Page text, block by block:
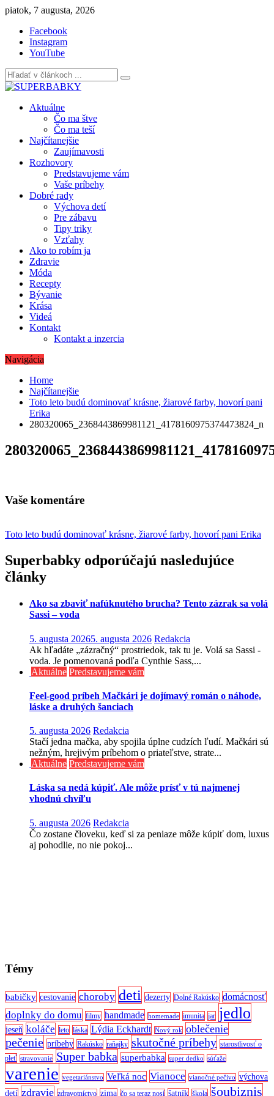
Skip
content
piatok, 7 augusta, 2026
Facebook
Instagram
YouTube
Aktuálne
Čo ma štve
Čo ma teší
Najčítanejšie
Zaujímavosti
Rozhovory
Predstavujeme vám
Vaše príbehy
Dobré rady
Výchova detí
Pre zábavu
Tipy triky
Vzťahy
Ako to robím ja
Zdravie
Móda
Recepty
Bývanie
Krása
Videá
Kontakt
Kontakt a inzercia
Navigácia
Home
Najčítanejšie
Toto leto budú dominovať krásne, žiarové farby, hovorí pani
Erika
280320065_2368443869981121_4178160975374473824_n
Vaše komentáre
Navigácia
v
článku
Toto leto budú dominovať krásne, žiarové farby, hovorí pani Erika
Superbabky odporúčajú nasledujúce
články
Ako sa zbaviť nafúknutého brucha? Tento zázrak sa volá
Sassi – voda
5. augusta 20265. augusta 2026 Redakcia
Ak hľadáte „zázračný“ prostriedok, tak tu je. Volá sa Sassi -
voda. Je pomenovaná podľa Cynthie Sass,...
Aktuálne Predstavujeme vám
Feel-good príbeh Mačkári je dojímavý román o náhode,
láske a druhých šanciach
5. augusta 2026 Redakcia
Stačí jedna mačka, aby spojila úplne cudzích ľudí. Mačkári sú
nežným, hrejivým príbehom o priateľstve, strate...
Aktuálne Predstavujeme vám
Láska sa nedá kúpiť. Ale môže prísť v tú najmenej
vhodnú chvíľu
5. augusta 2026 Redakcia
Čo zostane človeku, keď si za peniaze môže kúpiť dom, luxus
aj pohodlie, no nie pokoj...
Témy
babičky cestovanie choroby deti dezerty Dolné Rakúsko domácnosť
doplnky do domu filmy handmade homemade imunita jar jedlo
jeseň koláče leto láska Lýdia Eckhardt Nový rok oblečenie
pečenie príbehy Rakúsko raňajky skutočné príbehy starostlivosť o
pleť stravovanie Super babka superbabka super dedko súťaže
varenie vegetariánstvo Veľká noc Vianoce vianočné pečivo
výchova
detí zdravie zdravotníctvo zima čo sa teraz nosí šatník škola šoubiznis